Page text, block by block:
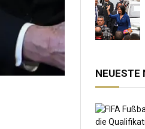
NEUESTE